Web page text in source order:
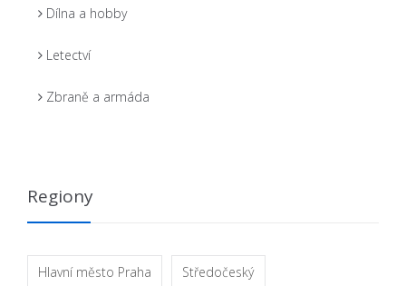
Dílna a hobby
Letectví
Zbraně a armáda
Regiony
Hlavní město Praha Středočeský